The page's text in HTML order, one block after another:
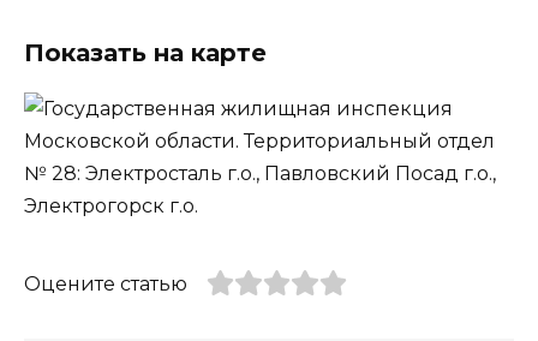
Показать на карте
Оцените статью